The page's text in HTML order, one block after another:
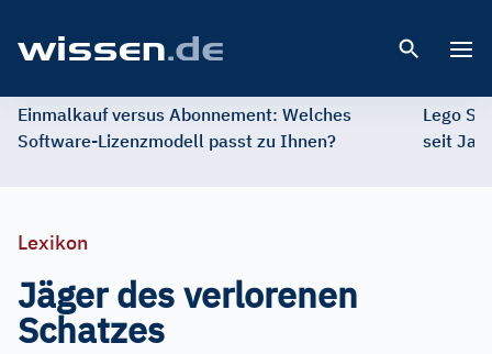
Einmalkauf versus Abonnement: Welches
Software-Lizenzmodell passt zu Ihnen?
Lego
seit
Lexikon
Jäger des verlorenen
Schatzes